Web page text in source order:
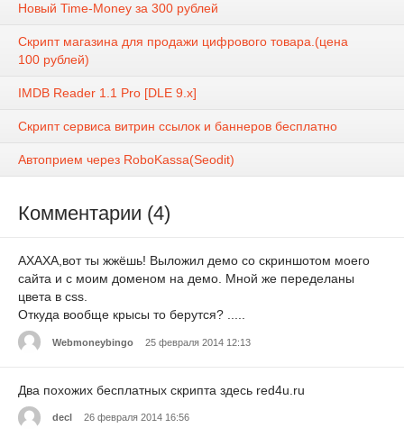
Новый Time-Money за 300 рублей
Скрипт магазина для продажи цифрового товара.(цена
100 рублей)
IMDB Reader 1.1 Pro [DLE 9.x]
Скрипт сервиса витрин ссылок и баннеров бесплатно
Автоприем через RoboKassa(Seodit)
Комментарии (4)
АХАХА,вот ты жжёшь! Выложил демо со скриншотом моего
сайта и с моим доменом на демо. Мной же переделаны
цвета в css.
Откуда вообще крысы то берутся? .....
Webmoneybingo 25 февраля 2014 12:13
Два похожих бесплатных скрипта здесь red4u.ru
decl 26 февраля 2014 16:56